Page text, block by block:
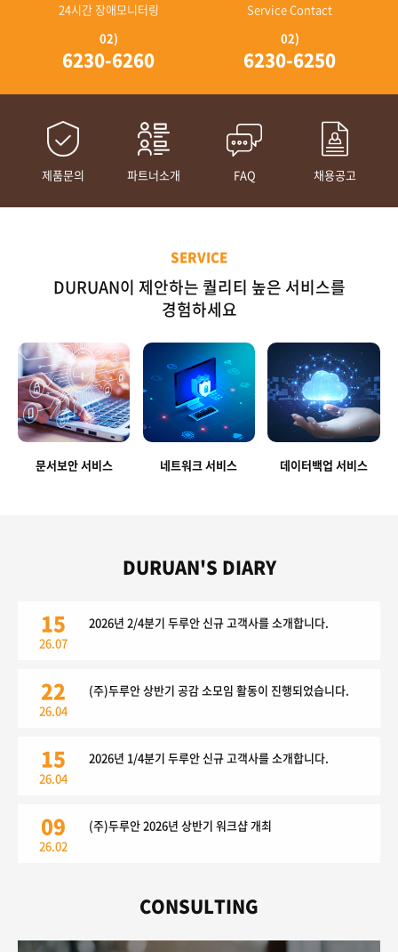
24시간 장애모니터링
02)
6230-6260
Service Contact
02)
6230-6250
제품문의 파트너소개 FAQ 채용공고
SERVICE
DURUAN이 제안하는 퀄리티 높은 서비스를
경험하세요
문서보안 서비스 네트워크 서비스 데이터백업 서비스
DURUAN'S DIARY
15
26.07
2026년 2/4분기 두루안 신규 고객사를 소개합니다.
22
26.04
(주)두루안 상반기 공감 소모임 활동이 진행되었습니다.
15
26.04
2026년 1/4분기 두루안 신규 고객사를 소개합니다.
09
26.02
(주)두루안 2026년 상반기 워크샵 개최
CONSULTING